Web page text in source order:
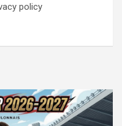
policy